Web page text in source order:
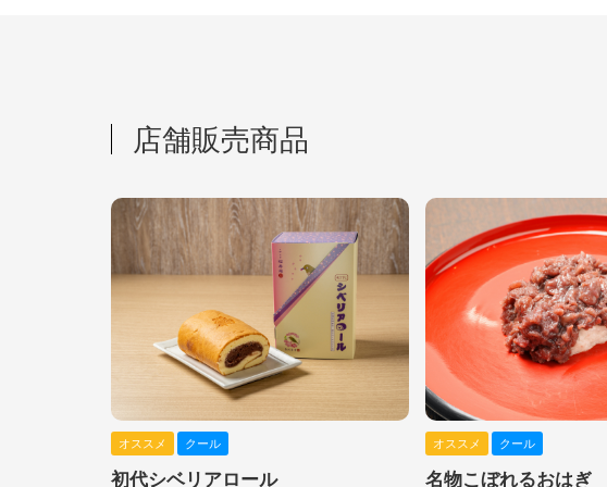
店舗販売商品
オススメ クール
初代シベリアロール
オススメ クール
名物こぼれるおはぎ